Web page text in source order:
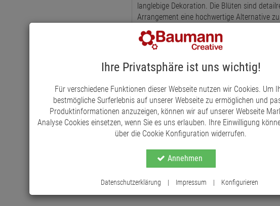
langlebige Dekoration. Die Blüten sind
Arrangement eine hochwertige Alternative
Die fünf Blüten mit einem Durchmesser
Creme oder Blau. Mit einer Gesamtlänge
Kunstblumen wie dieser Hortensienstrauß
Ohne Verblühen bleibt die Dekoration
Atmosphäre in Wohn- und Geschäftsräume.
Ihre Privatsphäre ist uns wichtig!
Für verschiedene Funktionen dieser Webseite nutzen wir Cookies. Um
bestmögliche Surferlebnis auf unserer Webseite zu ermöglichen und
Produktinformationen anzuzeigen, können wir auf unserer Webseite
Analyse Cookies einsetzen, wenn Sie es uns erlauben. Ihre Einwilligung
über die Cookie Konfiguration widerrufen.
Annehmen
Datenschutzerklärung | Impressum | Konfigurieren